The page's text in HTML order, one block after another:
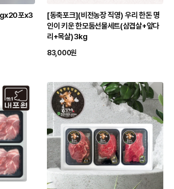
포x3
[동축포크](비전농장 직영) 우리 한돈 명
인이 키운 한모둠선물세트(삼겹살+앞다
리+목살)3kg
83,000원